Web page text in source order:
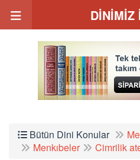
DİNİMİZ
Bütün Dini Konular
Menkıbeler
Cimrilik